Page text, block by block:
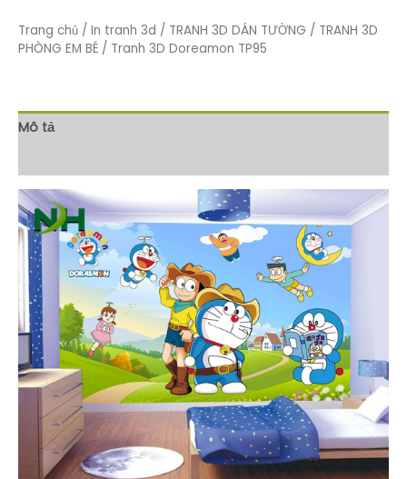
Trang chủ / In tranh 3d / TRANH 3D DÁN TƯỜNG / TRANH 3D
PHÒNG EM BÉ / Tranh 3D Doreamon TP95
Mô tả